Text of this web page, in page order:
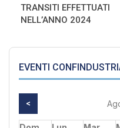
TRANSITI EFFETTUATI
NELL’ANNO 2024
EVENTI
<